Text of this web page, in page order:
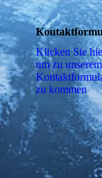
Klicken Sie
um zu unserem
zu kommen